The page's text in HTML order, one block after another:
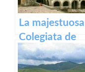
La majestuosa
Colegiata de
Roncesvalles:
un tesoro